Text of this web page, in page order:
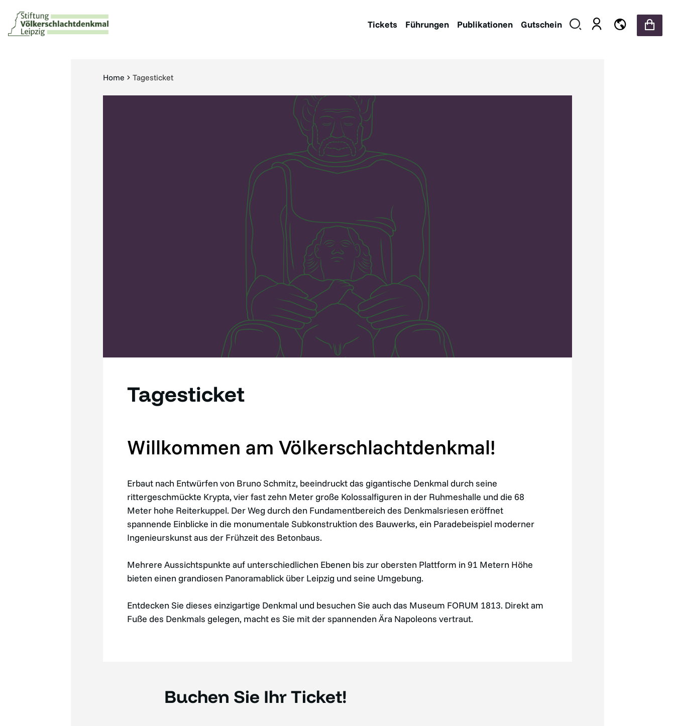
Tickets Führungen Publikationen Gutschein
Home Tagesticket
Tagesticket
Willkommen am Völkerschlachtdenkmal!
Erbaut nach Entwürfen von Bruno Schmitz, beeindruckt das gigantische Denkmal durch seine
rittergeschmückte Krypta, vier fast zehn Meter große Kolossalfiguren in der Ruhmeshalle und die 68
Meter hohe Reiterkuppel. Der Weg durch den Fundamentbereich des Denkmalsriesen eröffnet
spannende Einblicke in die monumentale Subkonstruktion des Bauwerks, ein Paradebeispiel moderner
Ingenieurskunst aus der Frühzeit des Betonbaus.
Mehrere Aussichtspunkte auf unterschiedlichen Ebenen bis zur obersten Plattform in 91 Metern Höhe
bieten einen grandiosen Panoramablick über Leipzig und seine Umgebung.
Entdecken Sie dieses einzigartige Denkmal und besuchen Sie auch das Museum FORUM 1813. Direkt am
Fuße des Denkmals gelegen, macht es Sie mit der spannenden Ära Napoleons vertraut.
Buchen Sie Ihr Ticket!